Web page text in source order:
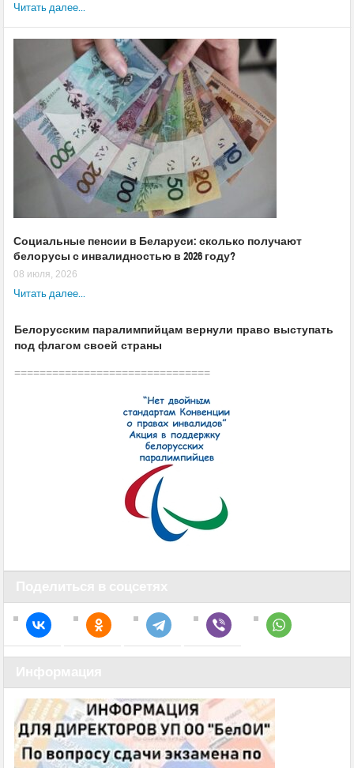
Читать далее...
Социальные пенсии в Беларуси: сколько получают
белорусы с инвалидностью в 2026 году?
08 июля, 2026
Читать далее...
Белорусским паралимпийцам вернули право выступать
под флагом своей страны
===============================